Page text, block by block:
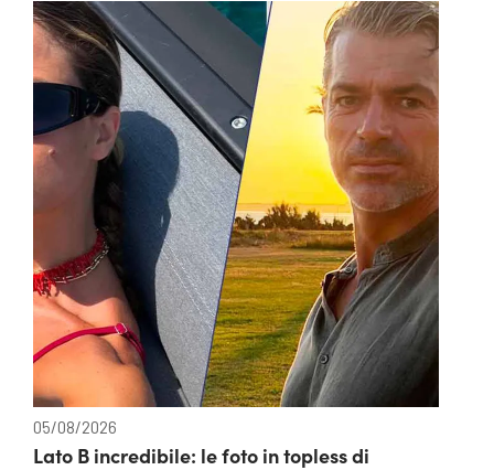
05/08/2026
Lato B incredibile: le foto in topless di